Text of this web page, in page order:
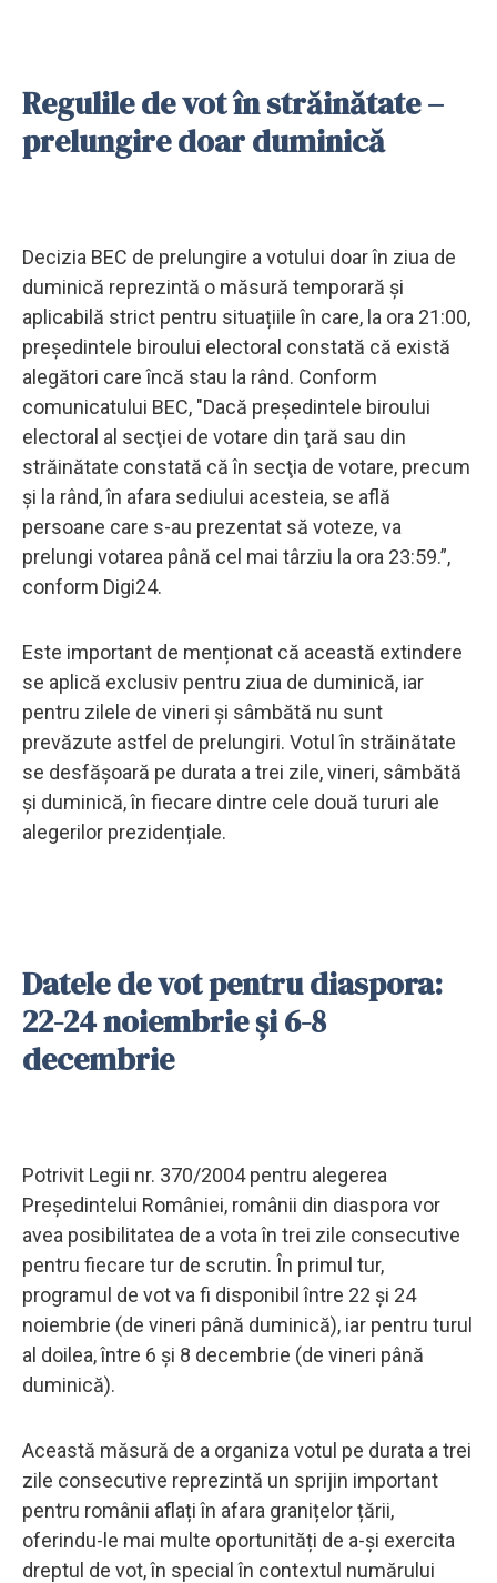
Regulile de vot în străinătate –
prelungire doar duminică
Decizia BEC de prelungire a votului doar în ziua de
duminică reprezintă o măsură temporară și
aplicabilă strict pentru situațiile în care, la ora 21:00,
președintele biroului electoral constată că există
alegători care încă stau la rând. Conform
comunicatului BEC, "Dacă preşedintele biroului
electoral al secţiei de votare din ţară sau din
străinătate constată că în secţia de votare, precum
şi la rând, în afara sediului acesteia, se află
persoane care s-au prezentat să voteze, va
prelungi votarea până cel mai târziu la ora 23:59.”,
conform Digi24.
Este important de menționat că această extindere
se aplică exclusiv pentru ziua de duminică, iar
pentru zilele de vineri și sâmbătă nu sunt
prevăzute astfel de prelungiri. Votul în străinătate
se desfășoară pe durata a trei zile, vineri, sâmbătă
și duminică, în fiecare dintre cele două tururi ale
alegerilor prezidențiale.
Datele de vot pentru diaspora:
22-24 noiembrie și 6-8
decembrie
Potrivit Legii nr. 370/2004 pentru alegerea
Președintelui României, românii din diaspora vor
avea posibilitatea de a vota în trei zile consecutive
pentru fiecare tur de scrutin. În primul tur,
programul de vot va fi disponibil între 22 și 24
noiembrie (de vineri până duminică), iar pentru turul
al doilea, între 6 și 8 decembrie (de vineri până
duminică).
Această măsură de a organiza votul pe durata a trei
zile consecutive reprezintă un sprijin important
pentru românii aflați în afara granițelor țării,
oferindu-le mai multe oportunități de a-și exercita
dreptul de vot, în special în contextul numărului